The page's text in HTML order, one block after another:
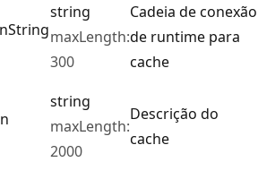
string
maxLength:
300
Cadeia de conexão
de runtime para
cache
string
maxLength:
2000
Descrição do
cache